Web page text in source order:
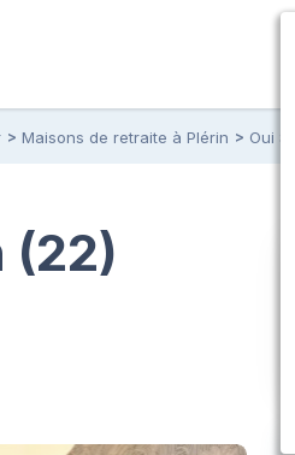
Maisons de retraite à Plérin Oui
(22)